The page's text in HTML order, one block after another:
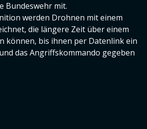
Bundeswehr mit.
werden Drohnen mit einem
die längere Zeit über einem
können, bis ihnen per Datenlink ein
das Angriffskommando gegeben